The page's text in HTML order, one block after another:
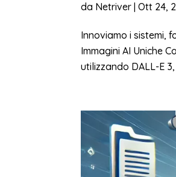
da Netriver |Ott 24,
Innoviamo i sistemi,
Immagini AI Uniche
utilizzando DALL-E